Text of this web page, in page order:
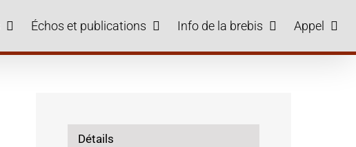
Échos et publications Info de la brebis Appel
Détails